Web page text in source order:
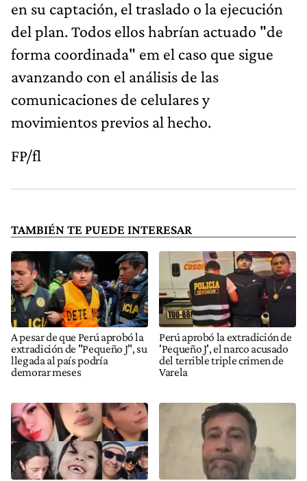
en su captación, el traslado o la ejecución
del plan. Todos ellos habrían actuado "de
forma coordinada" em el caso que sigue
avanzando con el análisis de las
comunicaciones de celulares y
movimientos previos al hecho.
FP/fl
TAMBIÉN TE PUEDE INTERESAR
A pesar de que Perú aprobó la
extradición de "Pequeño J", su
llegada al país podría
demorar meses
Perú aprobó la extradición de
'Pequeño J', el narco acusado
del terrible triple crimen de
Varela